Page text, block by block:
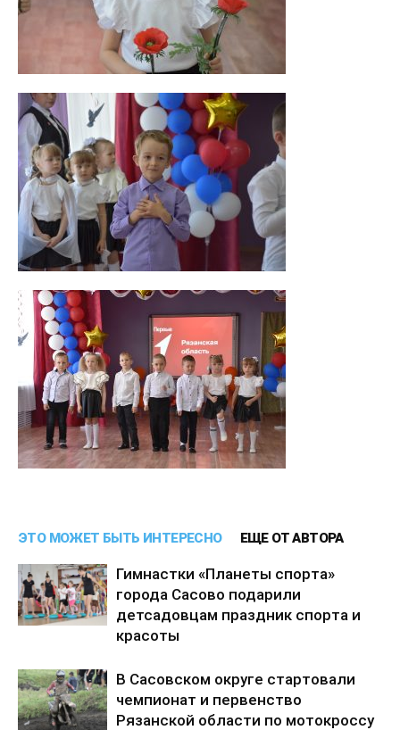
ЭТО МОЖЕТ БЫТЬ ИНТЕРЕСНО ЕЩЕ ОТ АВТОРА
Гимнастки «Планеты спорта»
города Сасово подарили
детсадовцам праздник спорта и
красоты
В Сасовском округе стартовали
чемпионат и первенство
Рязанской области по мотокроссу